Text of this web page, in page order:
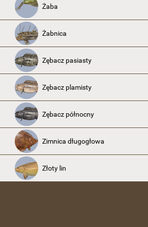
Żaba
Żabnica
Zębacz pasiasty
Zębacz plamisty
Zębacz północny
Zimnica długogłowa
Złoty lin